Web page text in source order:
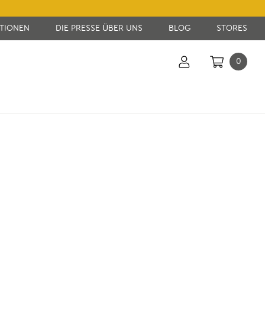
DIE PRESSE ÜBER UNS BLOG STORES
0